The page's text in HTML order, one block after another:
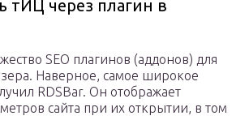
тИЦ через плагин в
SEO плагинов (аддонов) для
Наверное, самое широкое
RDSBar. Он отображает
сайта при их открытии, в том